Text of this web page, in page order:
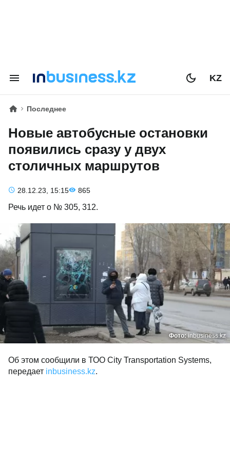
KZ
Последнее
Новые автобусные остановки
появились сразу у двух
столичных маршрутов
28.12.23, 15:15 865
Речь идет о № 305, 312.
Фото:inbusiness.kz
Об этом сообщили в ТОО City Transportation Systems,
передает inbusiness.kz.